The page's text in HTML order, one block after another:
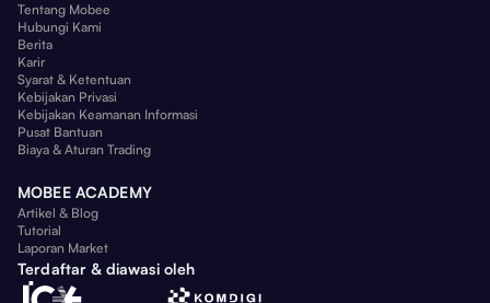
Tentang Mobee
Hubungi Kami
Berita
Karir
Syarat & Ketentuan
Kebijakan Privasi
Kebijakan Keamanan Informasi
Pusat Bantuan
Biaya & Aturan Trading
MOBEE ACADEMY
Artikel & Blog
Tutorial
Laporan Market
Terdaftar & diawasi oleh